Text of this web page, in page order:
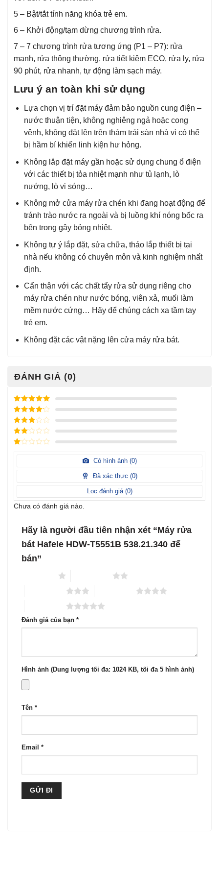
5 – Bật/tắt tính năng khóa trẻ em.
6 – Khởi động/tạm dừng chương trình rửa.
7 – 7 chương trình rửa tương ứng (P1 – P7): rửa
mạnh, rửa thông thường, rửa tiết kiệm ECO, rửa ly, rửa
90 phút, rửa nhanh, tự động làm sạch máy.
Lưu ý an toàn khi sử dụng
Lựa chọn vị trí đặt máy đảm bảo nguồn cung điện –
nước thuận tiện, không nghiêng ngả hoặc cong
vênh, không đặt lên trên thảm trải sàn nhà vì có thể
bị hầm bí khiến linh kiện hư hỏng.
Không lắp đặt máy gần hoặc sử dụng chung ổ điện
với các thiết bị tỏa nhiệt mạnh như tủ lạnh, lò
nướng, lò vi sóng…
Không mở cửa máy rửa chén khi đang hoạt động để
tránh trào nước ra ngoài và bị luồng khí nóng bốc ra
bên trong gây bỏng nhiệt.
Không tự ý lắp đặt, sửa chữa, tháo lắp thiết bị tại
nhà nếu không có chuyên môn và kinh nghiệm nhất
định.
Cẩn thận với các chất tẩy rửa sử dụng riêng cho
máy rửa chén như nước bóng, viên xả, muối làm
mềm nước cứng… Hãy để chúng cách xa tầm tay
trẻ em.
Không đặt các vật nặng lên cửa máy rửa bát.
ĐÁNH GIÁ (0)
Được xếp
hạng
5
sao
Được xếp
hạng
sao
Được
xếp
hạng3
5 sao
Được
hạng
sao
Được
1
sao
Có hình ảnh (0)
Đã xác thực (0)
Lọc đánh giá (0)
Chưa có đánh giá nào.
Hãy là người đầu tiên nhận xét “Máy rửa
bát Hafele HDW-T5551B 538.21.340 để
bán”
Đánh giá của bạn *
Hình ảnh (Dung lượng tối đa: 1024 KB, tối đa 5 hình ảnh)
Tên *
Email *